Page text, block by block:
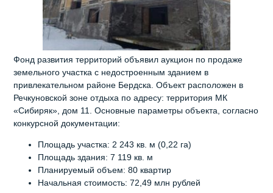
Фонд развития территорий объявил аукцион по продаже
земельного участка с недостроенным зданием в
привлекательном районе Бердска. Объект расположен в
Речкуновской зоне отдыха по адресу: территория МК
«Сибиряк», дом 11. Основные параметры объекта, согласно
конкурсной документации:
Площадь участка: 2 243 кв. м (0,22 га)
Площадь здания: 7 119 кв. м
Планируемый объем: 80 квартир
Начальная стоимость: 72,49 млн рублей